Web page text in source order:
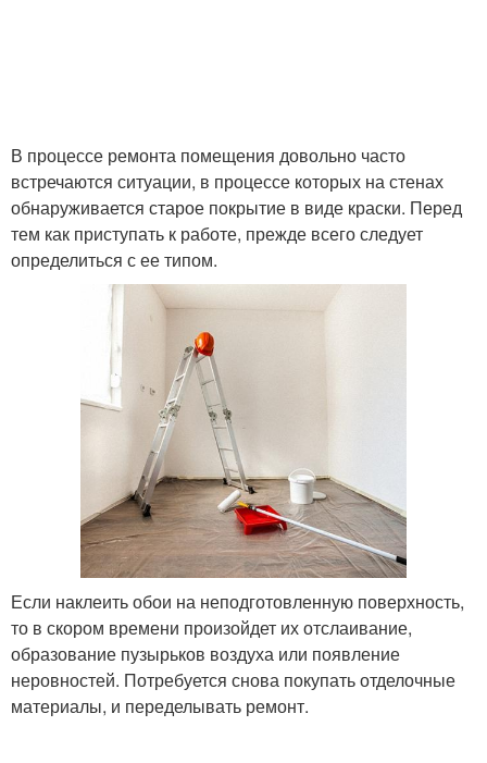
В процессе ремонта помещения довольно часто
встречаются ситуации, в процессе которых на стенах
обнаруживается старое покрытие в виде краски. Перед
тем как приступать к работе, прежде всего следует
определиться с ее типом.
Если наклеить обои на неподготовленную поверхность,
то в скором времени произойдет их отслаивание,
образование пузырьков воздуха или появление
неровностей. Потребуется снова покупать отделочные
материалы, и переделывать ремонт.